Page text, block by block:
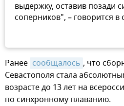
выдержку, оставив позади
соперников", – говорится
Ранее сообщалось , что
Севастополя стала
возрасте до 13 лет на
по синхронному плаванию.